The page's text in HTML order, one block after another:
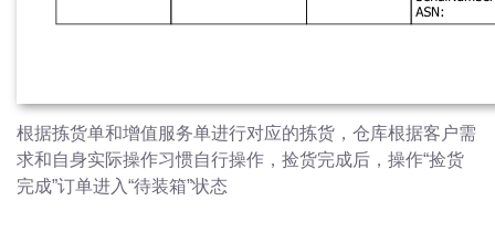
根据拣货单和增值服务单进行对应的拣货，仓库根据客户需
求和自身实际操作习惯自行操作，捡货完成后，操作“捡货
完成”订单进入“待装箱”状态